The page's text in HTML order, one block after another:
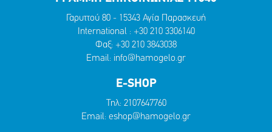
Γαρυττού 80 - 15343 Αγία Παρασκευή
International : +30 210 3306140
Φαξ: +30 210 3843038
Email: info@hamogelo.gr
E-SHOP
Τηλ: 2107647760
Email: eshop@hamogelo.gr